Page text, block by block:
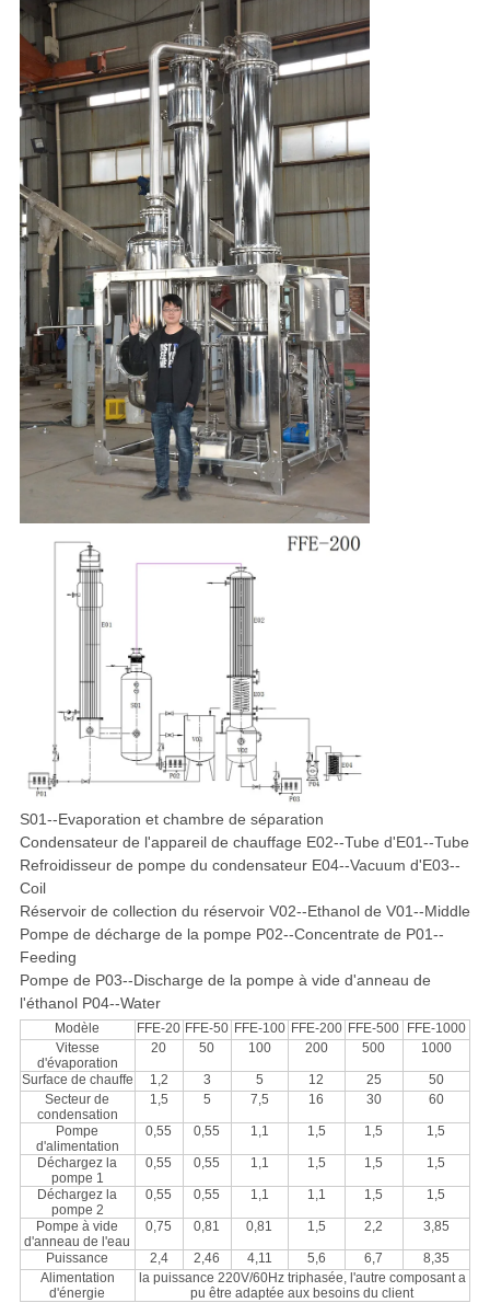
S01--Evaporation et chambre de séparation
Condensateur de l'appareil de chauffage E02--Tube d'E01--Tube
Refroidisseur de pompe du condensateur E04--Vacuum d'E03--
Coil
Réservoir de collection du réservoir V02--Ethanol de V01--Middle
Pompe de décharge de la pompe P02--Concentrate de P01--
Feeding
Pompe de P03--Discharge de la pompe à vide d'anneau de
l'éthanol P04--Water
Modèle FFE-20 FFE-50 FFE-100 FFE-200 FFE-500
FFE-1000
Vitesse
d'évaporation
20 50 100 200 500 1000
Surface de chauffe 1,2 3 5 12 25
50
Secteur de
condensation
1,5 5 7,5 16 30 60
Pompe
d'alimentation
0,55 0,55 1,1 1,5 1,5 1,5
Déchargez la
pompe 1
0,55 0,55 1,1 1,5 1,5 1,5
Déchargez la
pompe 2
0,55 0,55 1,1 1,1 1,5 1,5
Pompe à vide
d'anneau de l'eau
0,75 0,81 0,81 1,5 2,2 3,85
Puissance 2,4 2,46 4,11 5,6 6,7
8,35
Alimentation
d'énergie
la puissance 220V/60Hz triphasée, l'autre composant a
pu être adaptée aux besoins du client